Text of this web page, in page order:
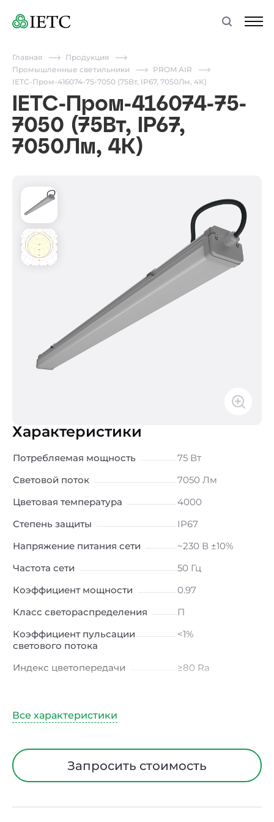
Главная
Продукция
Промышленные светильники
PROM AIR
IETC-Пром-416074-75-7050 (75Вт, IP67, 7050Лм, 4К)
IETC-Пром-416074-75-
7050 (75Вт, IP67,
7050Лм, 4К)
Характеристики
Потребляемая мощность
75 Вт
Световой поток
7050 Лм
Цветовая температура
4000
Степень защиты
IP67
Напряжение питания сети
~230 В ±10%
Частота сети
50 Гц
Коэффициент мощности
0.97
Класс светораспределения
П
Коэффициент пульсации
светового потока
<1%
Индекс цветопередачи
≥80 Ra
Угол рассеивания
Диапазон рабочих
температур
Материал корпуса
Поликарбонат
Запросить стоимость